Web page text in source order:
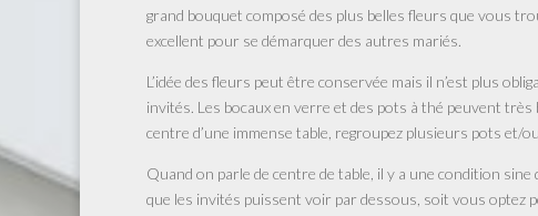
grand bouquet composé des plus belles fleurs que vous
excellent pour se démarquer des autres mariés.
L’idée des fleurs peut être conservée mais il n’est plus
invités. Les bocaux en verre et des pots à thé peuvent très
centre d’une immense table, regroupez plusieurs pots et/
Quand on parle de centre de table, il y a une condition
que les invités puissent voir par dessous, soit vous optez